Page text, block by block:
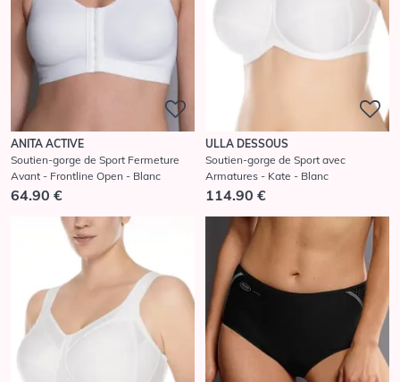
ANITA ACTIVE
Soutien-gorge de Sport Fermeture
Avant - Frontline Open - Blanc
64.90 €
ULLA DESSOUS
Soutien-gorge de Sport avec
Armatures - Kate - Blanc
114.90 €